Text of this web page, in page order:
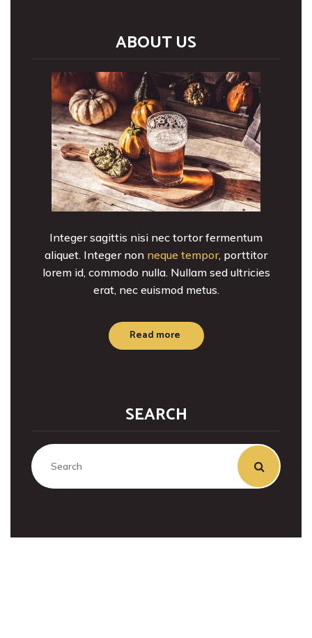
ABOUT US
Integer sagittis nisi nec tortor fermentum
aliquet. Integer non neque tempor, porttitor
lorem id, commodo nulla. Nullam sed ultricies
erat, nec euismod metus.
Read more
SEARCH